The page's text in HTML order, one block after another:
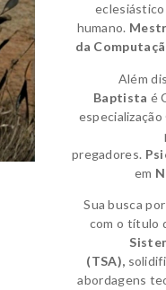
humano.
da
Além
Baptista é
pregadores.
em
Sua busca
com o título
(TSA),
abordagens